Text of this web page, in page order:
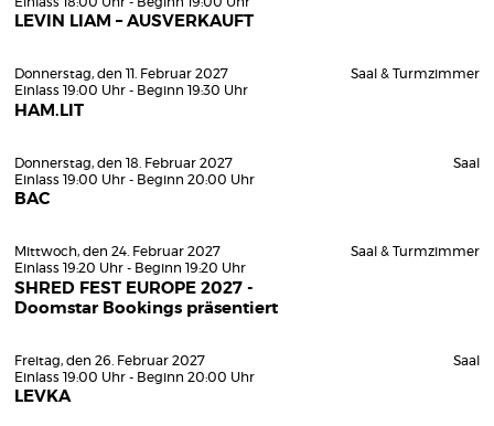
LEVIN LIAM – AUSVERKAUFT
Donnerstag, den 11. Februar 2027
Einlass 19:00 Uhr - Beginn 19:30 Uhr
HAM.LIT
Saal & Turmzimmer
Donnerstag, den 18. Februar 2027
Einlass 19:00 Uhr - Beginn 20:00 Uhr
BAC
Saal
Mittwoch, den 24. Februar 2027
Einlass 19:20 Uhr - Beginn 19:20 Uhr
SHRED FEST EUROPE 2027 -
Doomstar Bookings präsentiert
Saal & Turmzimmer
Freitag, den 26. Februar 2027
Einlass 19:00 Uhr - Beginn 20:00 Uhr
LEVKA
Saal